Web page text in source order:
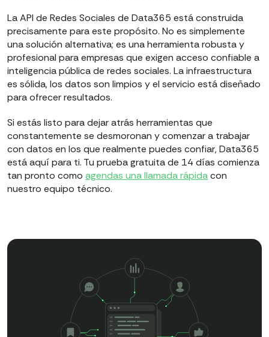
La API de Redes Sociales de Data365 está construida
precisamente para este propósito. No es simplemente
una solución alternativa; es una herramienta robusta y
profesional para empresas que exigen acceso confiable a
inteligencia pública de redes sociales. La infraestructura
es sólida, los datos son limpios y el servicio está diseñado
para ofrecer resultados.
Si estás listo para dejar atrás herramientas que
constantemente se desmoronan y comenzar a trabajar
con datos en los que realmente puedes confiar, Data365
está aquí para ti. Tu prueba gratuita de 14 días comienza
tan pronto como agendas una llamada rápidacon
nuestro equipo técnico.